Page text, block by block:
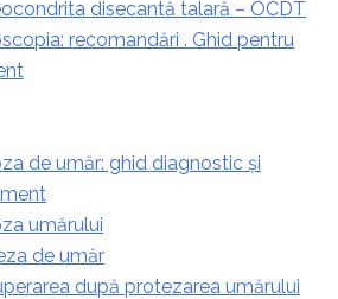
disecantă talară – OCDT
recomandări . Ghid pentru
de umăr: ghid diagnostic și
umărului
de umăr
după protezarea umărului